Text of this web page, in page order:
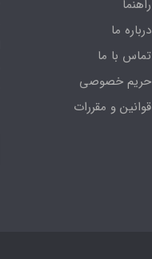
راهنما
درباره ما
تماس با ما
حریم خصوصی
قوانین و مقررات